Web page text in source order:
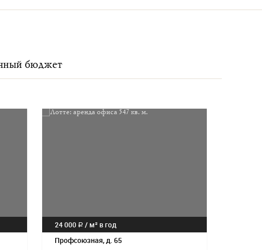
бюджет
24 000 a / м² в год
Профсоюзная, д. 65